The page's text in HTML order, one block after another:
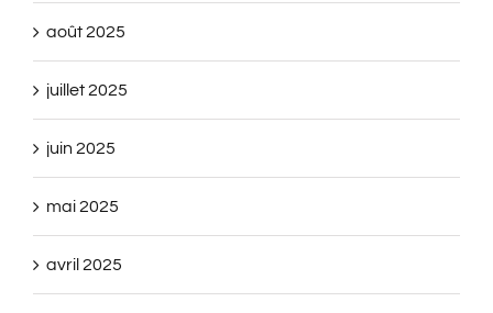
août 2025
juillet 2025
juin 2025
mai 2025
avril 2025